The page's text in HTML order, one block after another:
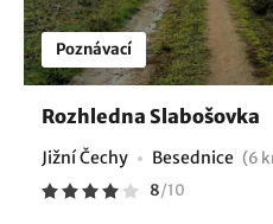
Poznávací
Rozhledna Slabošovka
Jižní Čechy Besednice (6
8/10